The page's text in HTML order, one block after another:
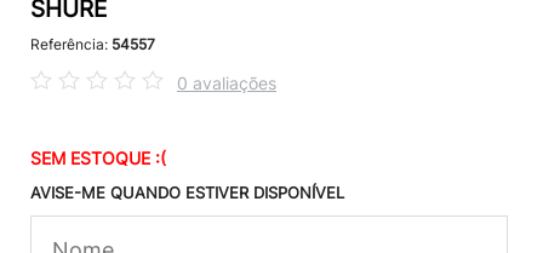
SHURE
Referência: 54557
0 avaliações
SEM ESTOQUE :(
AVISE-ME QUANDO ESTIVER DISPONÍVEL